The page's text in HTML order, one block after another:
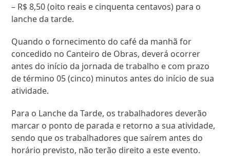
– R$ 8,50 (oito reais e cinquenta centavos) para o
lanche da tarde.
Quando o fornecimento do café da manhã for
concedido no Canteiro de Obras, deverá ocorrer
antes do início da jornada de trabalho e com prazo
de término 05 (cinco) minutos antes do início de sua
atividade.
Para o Lanche da Tarde, os trabalhadores deverão
marcar o ponto de parada e retorno a sua atividade,
sendo que os trabalhadores que saírem antes do
horário previsto, não terão direito a este evento.